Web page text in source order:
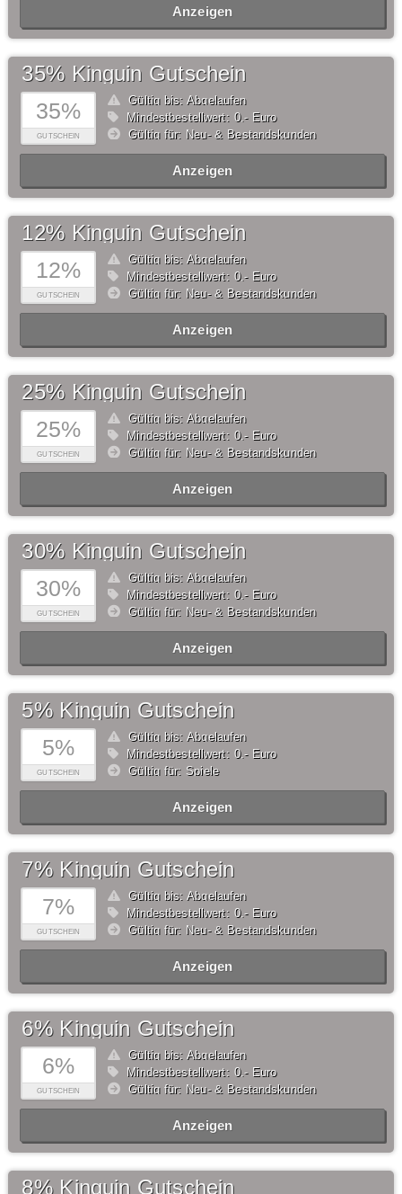
Anzeigen
35%
GUTSCHEIN
35% Kinguin Gutschein
Gültig bis: Abgelaufen
Mindestbestellwert: 0,- Euro
Gültig für: Neu- & Bestandskunden
Anzeigen
12%
GUTSCHEIN
12% Kinguin Gutschein
Gültig bis: Abgelaufen
Mindestbestellwert: 0,- Euro
Gültig für: Neu- & Bestandskunden
Anzeigen
25%
GUTSCHEIN
25% Kinguin Gutschein
Gültig bis: Abgelaufen
Mindestbestellwert: 0,- Euro
Gültig für: Neu- & Bestandskunden
Anzeigen
30%
GUTSCHEIN
30% Kinguin Gutschein
Gültig bis: Abgelaufen
Mindestbestellwert: 0,- Euro
Gültig für: Neu- & Bestandskunden
Anzeigen
5%
GUTSCHEIN
5% Kinguin Gutschein
Gültig bis: Abgelaufen
Mindestbestellwert: 0,- Euro
Gültig für: Spiele
Anzeigen
7%
GUTSCHEIN
7% Kinguin Gutschein
Gültig bis: Abgelaufen
Mindestbestellwert: 0,- Euro
Gültig für: Neu- & Bestandskunden
Anzeigen
6%
GUTSCHEIN
6% Kinguin Gutschein
Gültig bis: Abgelaufen
Mindestbestellwert: 0,- Euro
Gültig für: Neu- & Bestandskunden
Anzeigen
8% Kinguin Gutschein